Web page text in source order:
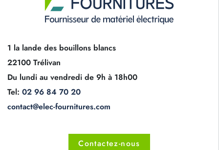
1 la lande des bouillons blancs
22100 Trélivan
Du lundi au vendredi de 9h à 18h00
Tel: 02 96 84 70 20
contact@elec-fournitures.com
Contactez-nous